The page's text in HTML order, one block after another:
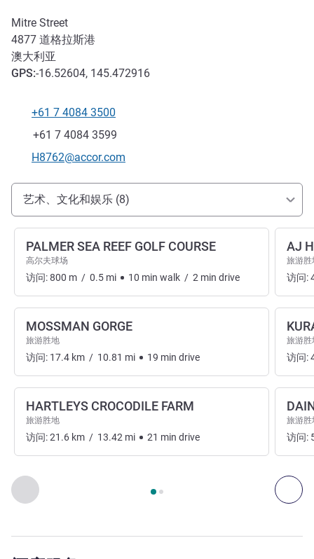
Mitre Street
4877 道格拉斯港
澳大利亚
GPS:-16.52604, 145.472916
电话
+61 7 4084 3500
传真
+61 7 4084 3599
联系电子邮件
H8762@accor.com
抵达和交通
艺术、文化和娱乐 (8)
上一个 - 艺术、文化和娱乐 下
第 页，共 , 艺术、文化和娱乐 1 :, 艺术、文化和娱乐 2 :
PALMER SEA REEF GOLF COURSE
高尔夫球场
访问:800 m / 0.5 mi 10 min walk / 2 min drive
MOSSMAN GORGE
旅游胜地
访问: 17.4 km / 10.81 mi 19 min drive
HARTLEYS CROCODILE FARM
旅游胜地
访问:21.6 km / 13.42 mi 21 min drive
AJ
旅游胜
访问:
旅游胜
访问:
旅游胜
访问: